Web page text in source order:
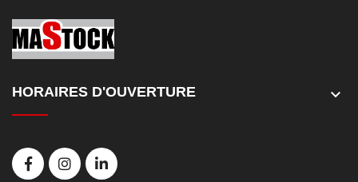
HORAIRES D'OUVERTURE keyboard_arrow_down